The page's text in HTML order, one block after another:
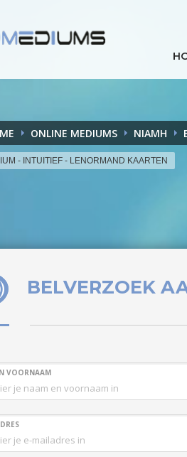
ONLINE MEDIUMS NIAMH
- INTUITIEF - LENORMAND KAARTEN
BELVERZOEK
VOORNAAM